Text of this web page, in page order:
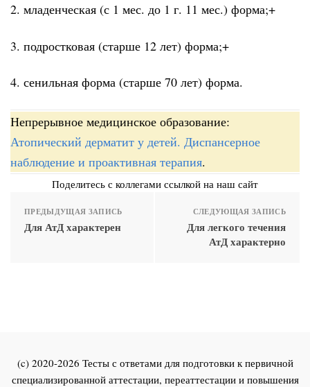
2. младенческая (с 1 мес. до 1 г. 11 мес.) форма;+
3. подростковая (старше 12 лет) форма;+
4. сенильная форма (старше 70 лет) форма.
Непрерывное медицинское образование:
Атопический дерматит у детей. Диспансерное
наблюдение и проактивная терапия.
Поделитесь с коллегами ссылкой на наш сайт
ПРЕДЫДУЩАЯ ЗАПИСЬ
Для АтД характерен
СЛЕДУЮЩАЯ ЗАПИСЬ
Для легкого течения
АтД характерно
(c) 2020-2026 Тесты с ответами для подготовки к первичной
специализированной аттестации, переаттестации и повышения